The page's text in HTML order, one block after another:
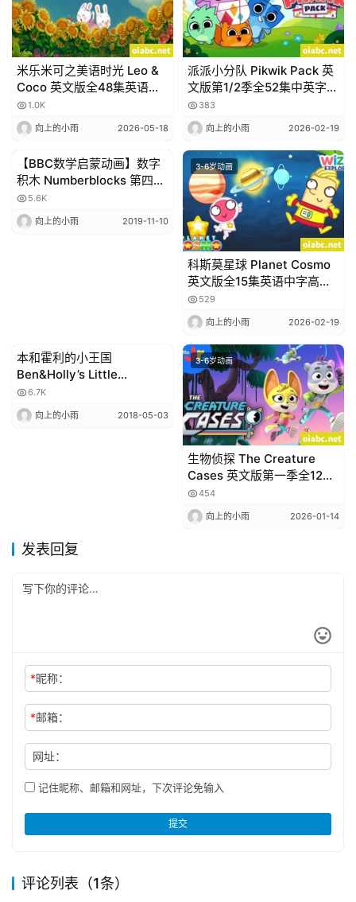
米乐米可之美语时光 Leo &
Coco 英文版全48集英语字
幕高清1080P视频MP4下载
1.0K
向上的小雨 2026-05-18
派派小分队 Pikwik Pack 英
文版第1/2季全52集中英字幕
高清1080P视频MP4网盘下
载
383
向上的小雨 2026-02-19
3-6岁动画
【BBC数学启蒙动画】数字
积木 Numberblocks 第四季
720p 英文字幕（全30集）
百度网盘免费下载
5.6K
向上的小雨 2019-11-10
3-6岁动画
科斯莫星球 Planet Cosmo
英文版全15集英语中字高清
1080P视频MP4网盘下载
529
向上的小雨 2026-02-19
3-6岁动画
本和霍利的小王国
Ben&Holly’s Little
Kingdom 2季共104集超清
1080P
6.7K
向上的小雨 2018-05-03
3-6岁动画
生物侦探 The Creature
Cases 英文版第一季全12集
高清1080P视频MKV网盘下
载
454
向上的小雨 2026-01-14
发表回复
*昵称：
*邮箱：
网址：
记住昵称、邮箱和网址，下次评论免输入
提交
评论列表（1条）